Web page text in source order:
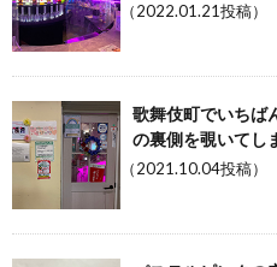
（2022.01.21投稿）
歌舞伎町でいちば
の裏側を覗いてし
（2021.10.04投稿）